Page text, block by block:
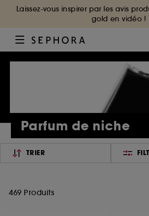
Laissez-vous inspirer par les avis
gold en vidéo !
Parfum de niche
TRIER
469 Produits